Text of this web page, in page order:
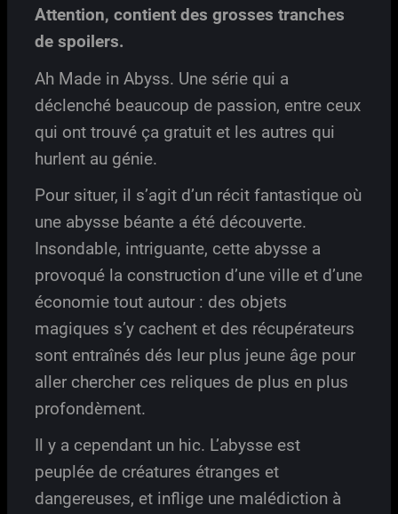
Attention, contient des grosses tranches
de spoilers.
Ah Made in Abyss. Une série qui a
déclenché beaucoup de passion, entre ceux
qui ont trouvé ça gratuit et les autres qui
hurlent au génie.
Pour situer, il s’agit d’un récit fantastique où
une abysse béante a été découverte.
Insondable, intriguante, cette abysse a
provoqué la construction d’une ville et d’une
économie tout autour : des objets
magiques s’y cachent et des récupérateurs
sont entraînés dés leur plus jeune âge pour
aller chercher ces reliques de plus en plus
profondèment.
Il y a cependant un hic. L’abysse est
peuplée de créatures étranges et
dangereuses, et inflige une malédiction à